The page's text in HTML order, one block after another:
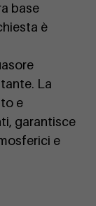
base
è
La
e
garantisce
e